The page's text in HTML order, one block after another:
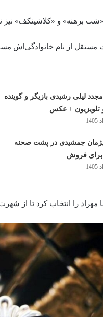
«شب برهنه» و «کلاشینکف»
مستقل از نام خانوادگی‌اش
مجدد لیلی رشیدی بازیگر و گوینده
تلویزیون + عکس
جمشیدی در پشت صحنه
فروش
مهراد را انتخاب کرد تا از